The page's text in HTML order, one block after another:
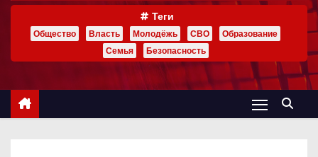
ж
Теги
Общество Власть Молодёжь СВО
Образование
Семья
Безопасность